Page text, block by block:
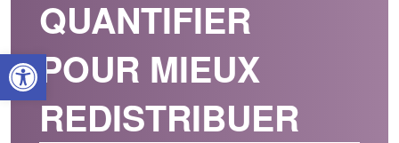
Open toolbar
QUANTIFIER
POUR MIEUX
REDISTRIBUER